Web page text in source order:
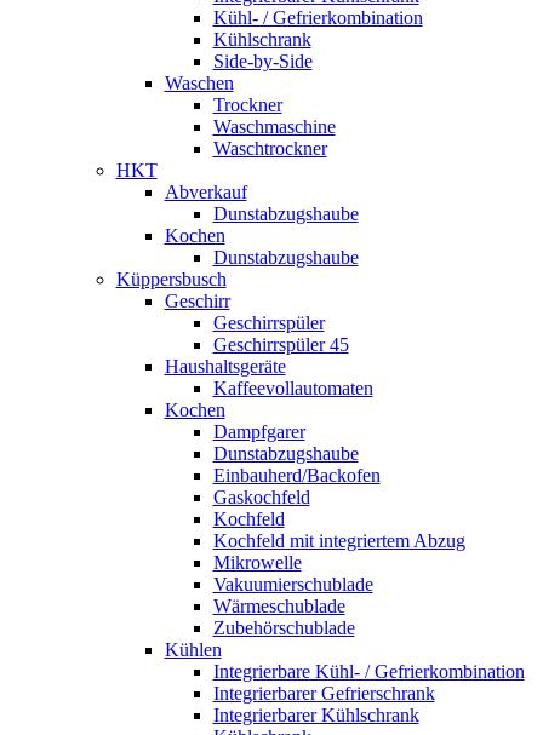
Kühl- / Gefrierkombination
Kühlschrank
Side-by-Side
Waschen
Trockner
Waschmaschine
Waschtrockner
HKT
Abverkauf
Dunstabzugshaube
Kochen
Dunstabzugshaube
Küppersbusch
Geschirr
Geschirrspüler
Geschirrspüler 45
Haushaltsgeräte
Kaffeevollautomaten
Kochen
Dampfgarer
Dunstabzugshaube
Einbauherd/Backofen
Gaskochfeld
Kochfeld
Kochfeld mit integriertem Abzug
Mikrowelle
Vakuumierschublade
Wärmeschublade
Zubehörschublade
Kühlen
Integrierbare Kühl- / Gefrierkombination
Integrierbarer Gefrierschrank
Integrierbarer Kühlschrank